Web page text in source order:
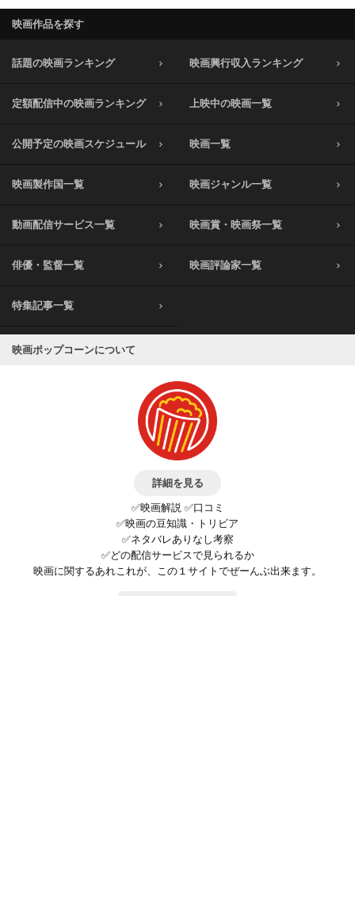
映画作品を探す
話題の映画ランキング 映画興行収入ランキング
定額配信中の映画ランキング 上映中の映画一覧
公開予定の映画スケジュール 映画一覧
映画製作国一覧 映画ジャンル一覧
動画配信サービス一覧 映画賞・映画祭一覧
俳優・監督一覧 映画評論家一覧
特集記事一覧
映画ポップコーンについて
詳細を見る
✅映画解説 ✅口コミ
✅映画の豆知識・トリビア
✅ネタバレありなし考察
✅どの配信サービスで見られるか
映画に関するあれこれが、この１サイトでぜーんぶ出来ます。